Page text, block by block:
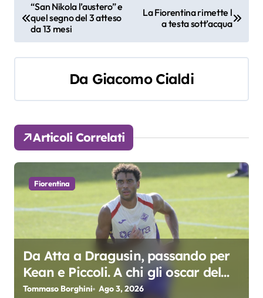
a
v
g
a
z
i
e
a
“San Nikola l’austero” e
quel segno del 3 atteso
da 13 mesi
La Fiorentina rimette l
a testa sott’acqua
Da Giacomo Cialdi
Articoli Correlati
Fiorentina
Da Atta a Dragusin, passando per
Kean e Piccoli. A chi gli oscar del
precampionato?
Tommaso Borghini Ago 3, 2026